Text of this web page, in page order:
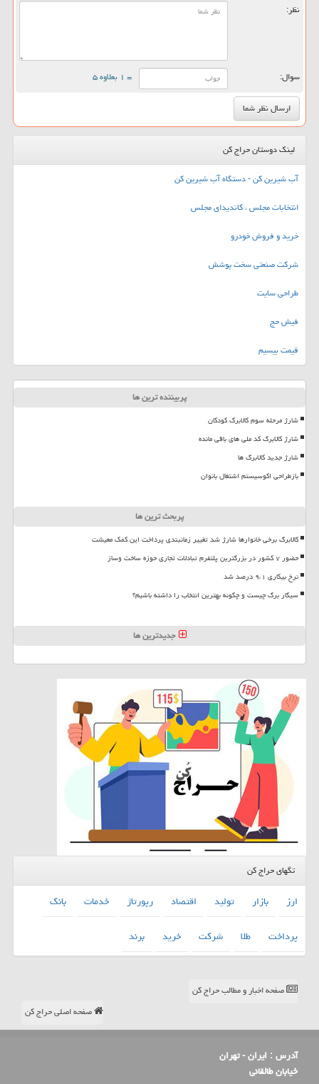
نظر:
سوال: = ۱ بعلاوه ۵
لینک دوستان حراج کن
آب شیرین کن - دستگاه آب شیرین کن
انتخابات مجلس ، کاندیدای مجلس
خرید و فروش خودرو
شرکت صنعتی سخت پوشش
طراحی سایت
فیش حج
قیمت بیسیم
پربیننده ترین ها
شارژ مرحله سوم کالابرگ کودکان
شارژ کالابرگ کد ملی های باقی مانده
شارژ جدید کالابرگ ها
بازطراحی اکوسیستم اشتغال بانوان
پربحث ترین ها
کالابرگ برخی خانوارها شارژ شد تغییر زمانبندی پرداخت این کمک معیشت
حضور ۷ کشور در بزرگترین پلتفرم تبادلات تجاری حوزه ساخت وساز
نرخ بیکاری ۹،۱ درصد شد
سیگار برگ چیست و چگونه بهترین انتخاب را داشته باشیم؟
جدیدترین ها
تگهای حراج کن
ارز بازار تولید اقتصاد رپورتاژ خدمات
بانك
پرداخت
طلا شركت خرید برند
صفحه اخبار و مطالب حراج کن
صفحه اصلی حراج کن
آدرس : ایران - تهران
خیابان طالقانی